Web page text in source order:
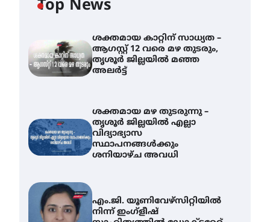
Top News
ശക്തമായ കാറ്റിന് സാധ്യത –
ആഗസ്റ്റ് 12 വരെ മഴ തുടരും,
തൃശൂർ ജില്ലയിൽ മഞ്ഞ
അലർട്ട്
ശക്തമായ മഴ തുടരുന്നു –
തൃശൂർ ജില്ലയിൽ എല്ലാ
വിദ്യാഭ്യാസ
സ്ഥാപനങ്ങൾക്കും
ശനിയാഴ്ച അവധി
എം.ജി. യൂണിവേഴ്‌സിറ്റിയിൽ
നിന്ന് ഇംഗ്ളീഷ്